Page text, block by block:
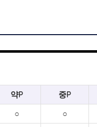
약P 중P
○ ○